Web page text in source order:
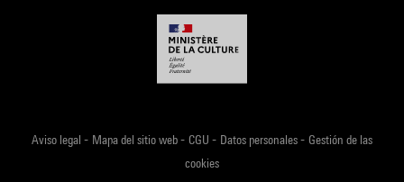
Aviso legal - Mapa del sitio web- CGU - Datos personales- Gestión de las
cookies